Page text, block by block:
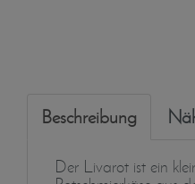
Beschreibung
Der Livarot ist ein